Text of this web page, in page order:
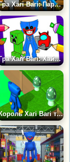
Гра Хагі Вагі: Паркур на Виживання
Гра Хагі Вагі: Хайпова Розмальовка для Дітей
Король Хагі Вагі та Хмарне Королівство